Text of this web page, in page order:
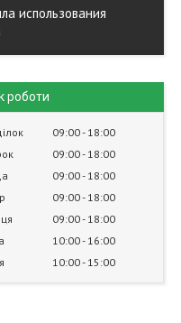
использования
роботи
09:00 18:00
09:00 18:00
09:00 18:00
09:00 18:00
09:00 18:00
10:00 16:00
10:00 15:00